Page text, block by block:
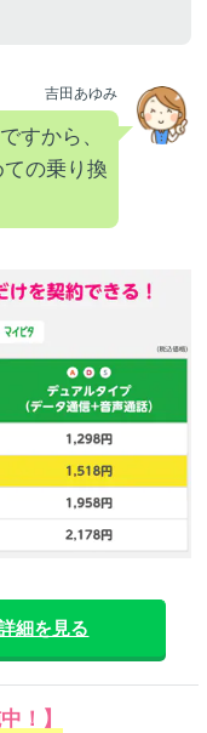
吉田あゆみ
すから、
の乗り換
細を見る
！】